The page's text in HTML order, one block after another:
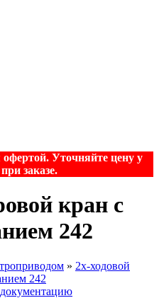
Уточняйте цену у
заказе.
кран с
242
» 2x-ходовой
242